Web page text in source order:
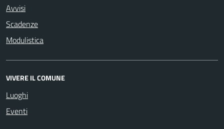
Avvisi
Scadenze
Modulistica
VIVERE IL COMUNE
Luoghi
Eventi